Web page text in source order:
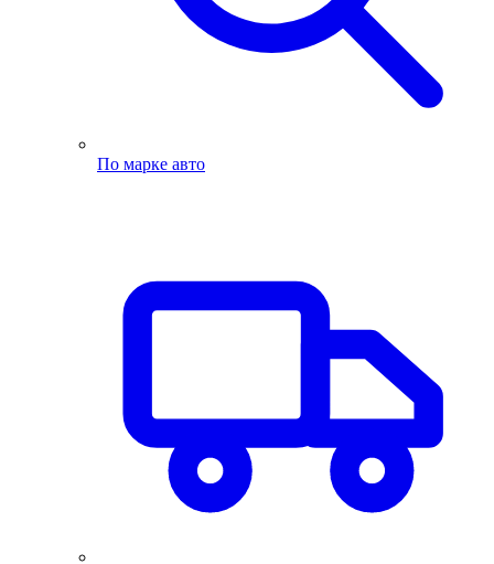
По марке авто